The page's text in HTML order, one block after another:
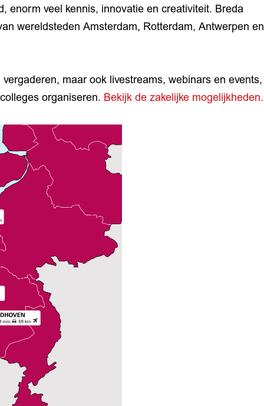
enorm veel kennis, innovatie en creativiteit. Breda
wereldsteden Amsterdam, Rotterdam, Antwerpen en
maar ook livestreams, webinars en events,
organiseren. Bekijk de zakelijke mogelijkheden.